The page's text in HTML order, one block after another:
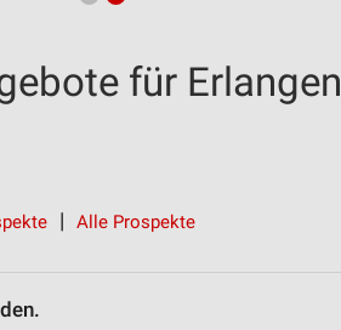
für Erlangen
Alle Prospekte